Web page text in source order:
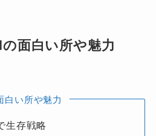
面白い所や魅力
白い所や魅力
生存戦略